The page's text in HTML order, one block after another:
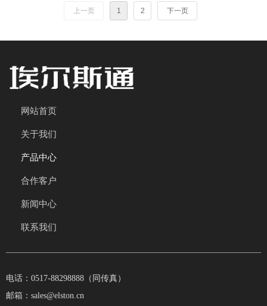
上一页 1 2 下一页
网站首页
关于我们
产品中心
合作客户
新闻中心
联系我们
电话：0517-88298888（同传真）
邮箱：sales@elston.cn